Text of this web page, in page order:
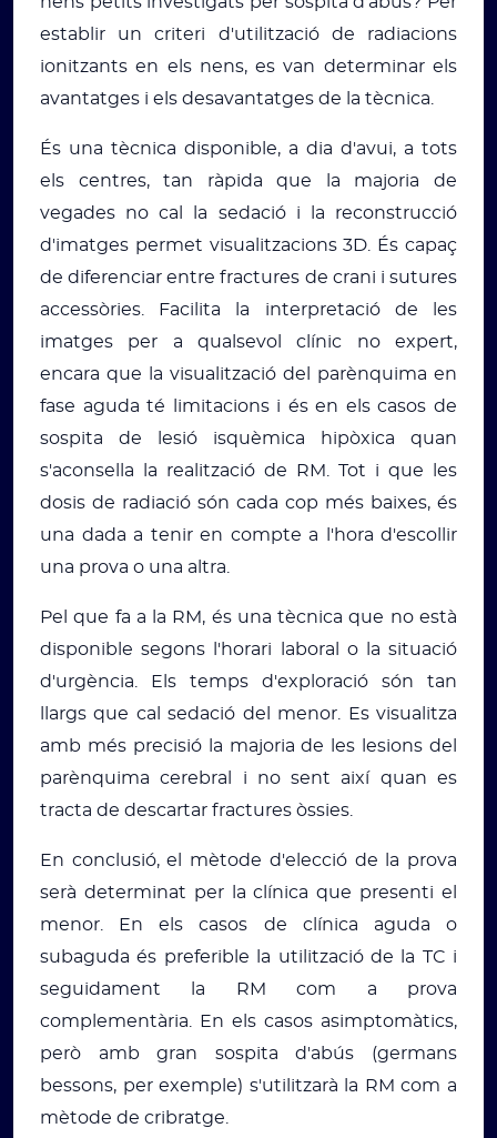
establir un criteri d'utilització de radiacions
ionitzants en els nens, es van determinar els
avantatges i els desavantatges de la tècnica.
És una tècnica disponible, a dia d'avui, a tots
els centres, tan ràpida que la majoria de
vegades no cal la sedació i la reconstrucció
d'imatges permet visualitzacions 3D. És capaç
de diferenciar entre fractures de crani i sutures
accessòries. Facilita la interpretació de les
imatges per a qualsevol clínic no expert,
encara que la visualització del parènquima en
fase aguda té limitacions i és en els casos de
sospita de lesió isquèmica hipòxica quan
s'aconsella la realització de RM. Tot i que les
dosis de radiació són cada cop més baixes, és
una dada a tenir en compte a l'hora d'escollir
una prova o una altra.
Pel que fa a la RM, és una tècnica que no està
disponible segons l'horari laboral o la situació
d'urgència. Els temps d'exploració són tan
llargs que cal sedació del menor. Es visualitza
amb més precisió la majoria de les lesions del
parènquima cerebral i no sent així quan es
tracta de descartar fractures òssies.
En conclusió, el mètode d'elecció de la prova
serà determinat per la clínica que presenti el
menor. En els casos de clínica aguda o
subaguda és preferible la utilització de la TC i
seguidament la RM com a prova
complementària. En els casos asimptomàtics,
però amb gran sospita d'abús (germans
bessons, per exemple) s'utilitzarà la RM com a
mètode de cribratge.